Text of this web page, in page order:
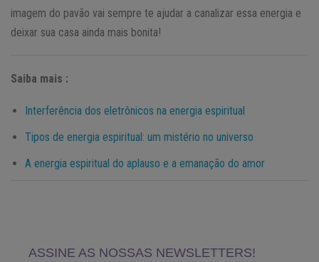
imagem do pavão vai sempre te ajudar a canalizar essa energia e
deixar sua casa ainda mais bonita!
Saiba mais :
Interferência dos eletrônicos na energia espiritual
Tipos de energia espiritual: um mistério no universo
A energia espiritual do aplauso e a emanação do amor